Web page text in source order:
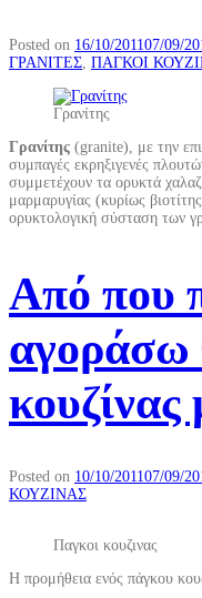
Posted on 16/10/201107/09/
ΓΡΑΝΙΤΕΣ, ΠΑΓΚΟΙ
Γρανίτης
Γρανίτης (granite), με την
συμπαγές εκρηξιγενές
συμμετέχουν τα ορυκτά
μαρμαρυγίας (κυρίως
ορυκτολογική σύσταση των
Από που
αγοράσω
κουζίνας
Posted on 10/10/2011 07/09/
ΚΟΥΖΙΝΑΣ
Παγκοι κουζινας
Η προμήθεια ενός πάγκου